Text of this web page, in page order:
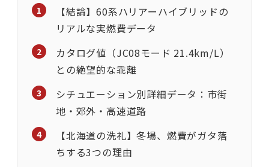
【結論】60系ハリアーハイブリッドの
リアルな実燃費データ
カタログ値（JC08モード 21.4km/L）
との絶望的な乖離
シチュエーション別詳細データ：市街
地・郊外・高速道路
【北海道の洗礼】冬場、燃費がガタ落
ちする3つの理由